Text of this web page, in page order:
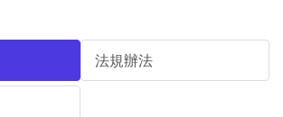
法規辦法